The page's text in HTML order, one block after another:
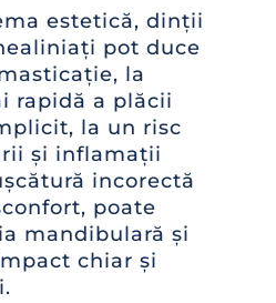
estetică, dinții
pot duce
la
rapidă a plăcii
la un risc
și inflamații
incorectă
poate
mandibulară și
chiar și